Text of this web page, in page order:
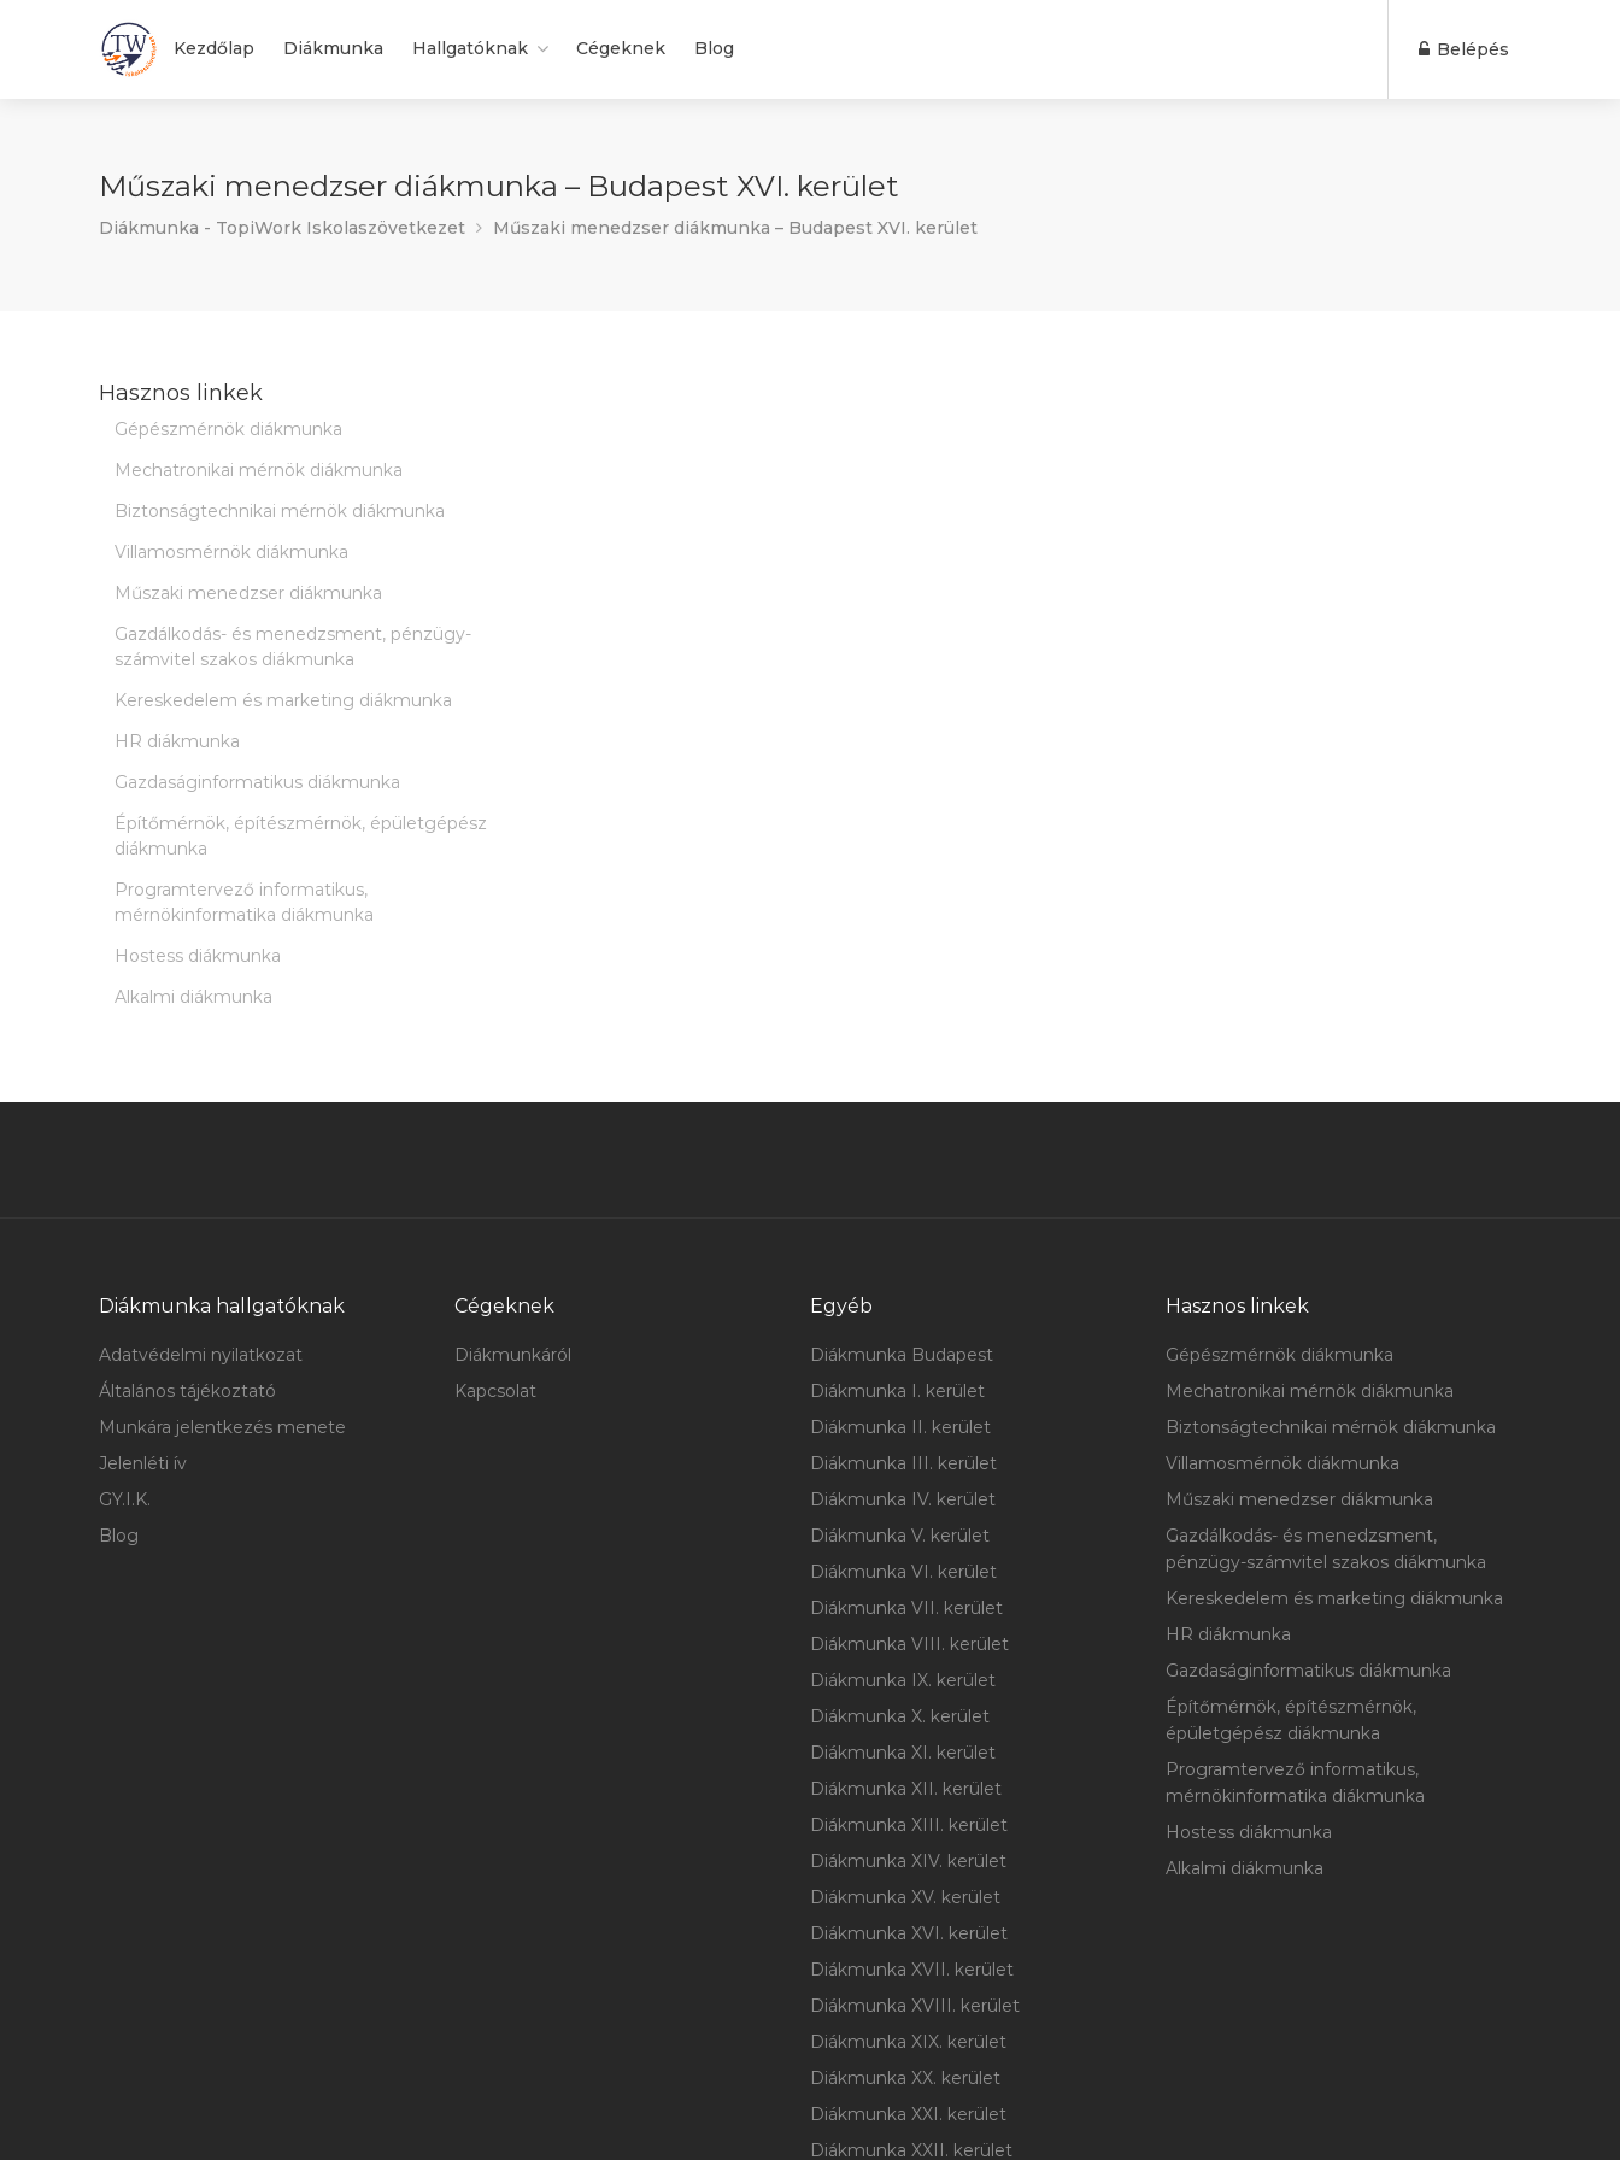
Kezdőlap Diákmunka Hallgatóknak Cégeknek Blog Belépés
Műszaki menedzser diákmunka – Budapest XVI. kerület
Diákmunka - TopiWork Iskolaszövetkezet Műszaki menedzser diákmunka – Budapest XVI. kerület
Hasznos linkek
Gépészmérnök diákmunka
Mechatronikai mérnök diákmunka
Biztonságtechnikai mérnök diákmunka
Villamosmérnök diákmunka
Műszaki menedzser diákmunka
Gazdálkodás- és menedzsment, pénzügy-
számvitel szakos diákmunka
Kereskedelem és marketing diákmunka
HR diákmunka
Gazdaságinformatikus diákmunka
Építőmérnök, építészmérnök, épületgépész
diákmunka
Programtervező informatikus,
mérnökinformatika diákmunka
Hostess diákmunka
Alkalmi diákmunka
Diákmunka hallgatóknak
Adatvédelmi nyilatkozat
Általános tájékoztató
Munkára jelentkezés menete
Jelenléti ív
GY.I.K.
Blog
Cégeknek
Diákmunkáról
Kapcsolat
Egyéb
Diákmunka Budapest
Diákmunka I. kerület
Diákmunka II. kerület
Diákmunka III. kerület
Diákmunka IV. kerület
Diákmunka V. kerület
Diákmunka VI. kerület
Diákmunka VII. kerület
Diákmunka VIII. kerület
Diákmunka IX. kerület
Diákmunka X. kerület
Diákmunka XI. kerület
Diákmunka XII. kerület
Diákmunka XIII. kerület
Diákmunka XIV. kerület
Diákmunka XV. kerület
Diákmunka XVI. kerület
Diákmunka XVII. kerület
Diákmunka XVIII. kerület
Diákmunka XIX. kerület
Diákmunka XX. kerület
Diákmunka XXI. kerület
Diákmunka XXII. kerület
Hasznos linkek
Gépészmérnök diákmunka
Mechatronikai mérnök diákmunka
Biztonságtechnikai mérnök diákmunka
Villamosmérnök diákmunka
Műszaki menedzser diákmunka
Gazdálkodás- és menedzsment,
pénzügy-számvitel szakos diákmunka
Kereskedelem és marketing diákmunka
HR diákmunka
Gazdaságinformatikus diákmunka
Építőmérnök, építészmérnök,
épületgépész diákmunka
Programtervező informatikus,
mérnökinformatika diákmunka
Hostess diákmunka
Alkalmi diákmunka